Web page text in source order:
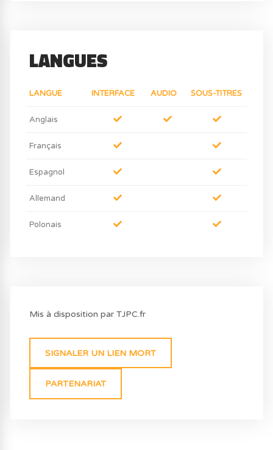
LANGUES
LANGUE INTERFACE AUDIO SOUS-TITRES
Anglais
Français
Espagnol
Allemand
Polonais
Mis à disposition par TJPC.fr
SIGNALER UN LIEN MORT
PARTENARIAT